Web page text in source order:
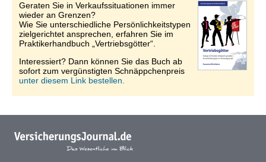
Geraten Sie in Verkaufssituationen immer
wieder an Grenzen?
Wie Sie unterschiedliche Persönlichkeitstypen
zielgerichtet ansprechen, erfahren Sie im
Praktikerhandbuch „Vertriebsgötter“.
Interessiert? Dann können Sie das Buch ab
sofort zum vergünstigten Schnäppchenpreis
unter diesem Link bestellen.